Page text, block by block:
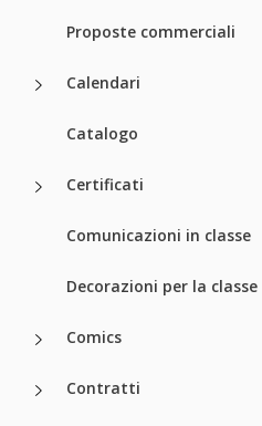
Proposte commerciali
Calendari
Catalogo
Certificati
Comunicazioni in classe
Decorazioni per la classe
Comics
Contratti